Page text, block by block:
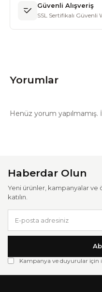
Güvenli Alışveriş
SSL Sertifikalı Güvenli
Yorumlar
Henüz yorum yapılmamış.
Haberdar Olun
Yeni ürünler, kampanyalar ve
katılın.
Kampanya ve duyurular için